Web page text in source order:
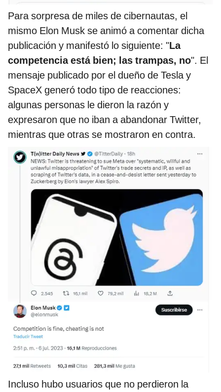
Para sorpresa de miles de cibernautas, el
mismo Elon Musk se animó a comentar dicha
publicación y manifestó lo siguiente: "La
competencia está bien; las trampas, no". El
mensaje publicado por el dueño de Tesla y
SpaceX generó todo tipo de reacciones:
algunas personas le dieron la razón y
expresaron que no iban a abandonar Twitter,
mientras que otras se mostraron en contra.
Incluso hubo usuarios que no perdieron la